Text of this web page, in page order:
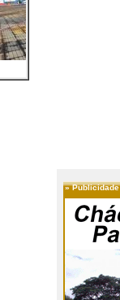
»Publicidade